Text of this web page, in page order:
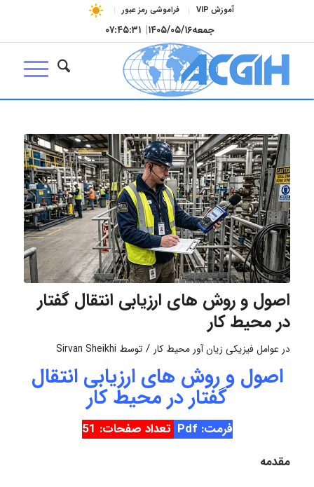
آموزش VIP فراموشی رمز عبور
جمعه۱۴۰۵/۰۵/۱۶| ۰۷:۴۵:۳۲
اصول و روش های ارزیابی انتقال گفتار
در محیط کار
در عوامل فیزیکی زیان آور محیط کار / توسط Sirvan Sheikhi
اصول و روش های ارزیابی انتقال
گفتار در محیط کار
فرمت: Pdf
تعداد صفحات: 51
مقدمه